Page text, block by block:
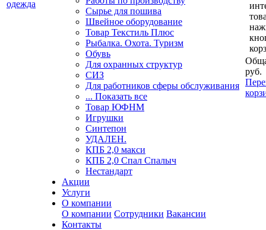
Сырье для пошива
Швейное оборудование
Товар Текстиль Плюс
Рыбалка. Охота. Туризм
Обувь
Для охранных структур
СИЗ
Для работников сферы обслуживания
... Показать все
Товар ЮФНМ
Игрушки
Синтепон
УДАЛЕН.
КПБ 2,0 макси
КПБ 2,0 Спал Спалыч
Нестандарт
Акции
Услуги
О компании
О компании Сотрудники Вакансии
Контакты
руб.